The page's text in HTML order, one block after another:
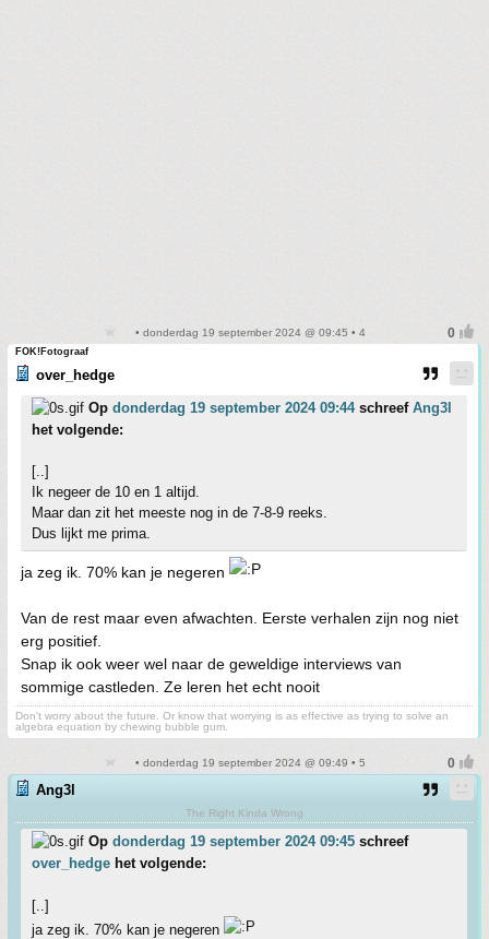
• donderdag 19 september 2024 @ 09:45 • 4
FOK!Fotograaf
over_hedge
Op donderdag 19 september 2024 09:44schreef Ang3l
het volgende:
[..]
Ik negeer de 10 en 1 altijd.
Maar dan zit het meeste nog in de 7-8-9 reeks.
Dus lijkt me prima.
ja zeg ik. 70% kan je negeren
Van de rest maar even afwachten. Eerste verhalen zijn nog niet
erg positief.
Snap ik ook weer wel naar de geweldige interviews van
sommige castleden. Ze leren het echt nooit
Don't worry about the future. Or know that worrying is as effective as trying to solve an
algebra equation by chewing bubble gum.
• donderdag 19 september 2024 @ 09:49 • 5
Ang3l
The Right Kinda Wrong
Op donderdag 19 september 2024 09:45 schreef
over_hedge het volgende:
[..]
ja zeg ik. 70% kan je negeren